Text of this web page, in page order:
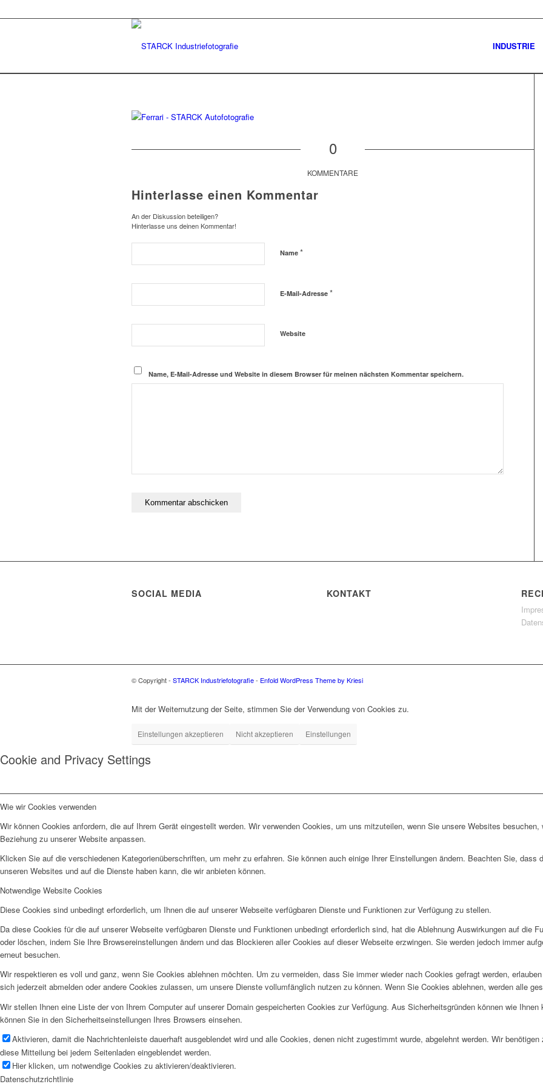
INDUSTRIE
0
KOMMENTARE
Hinterlasse einen Kommentar
An der Diskussion beteiligen?
Hinterlasse uns deinen Kommentar!
Name *
E-Mail-Adresse *
Website
Name, E-Mail-Adresse und Website in diesem Browser für meinen nächsten Kommentar speichern.
SOCIAL MEDIA KONTAKT
© Copyright - STARCK Industriefotografie- Enfold WordPress Theme by Kriesi
Mit der Weiternutzung der Seite, stimmen Sie der Verwendung von Cookies zu.
Einstellungen akzeptieren Nicht akzeptieren Einstellungen
Cookie and Privacy Settings
Wie wir Cookies verwenden
Wir können Cookies anfordern, die auf Ihrem Gerät eingestellt werden. Wir verwenden Cookies, um uns mitzuteilen, wenn Sie unsere Websites
Beziehung zu unserer Website anpassen.
Klicken Sie auf die verschiedenen Kategorienüberschriften, um mehr zu erfahren. Sie können auch einige Ihrer Einstellungen ändern. Beachten Sie,
unseren Websites und auf die Dienste haben kann, die wir anbieten können.
Notwendige Website Cookies
Diese Cookies sind unbedingt erforderlich, um Ihnen die auf unserer Webseite verfügbaren Dienste und Funktionen zur Verfügung zu stellen.
Da diese Cookies für die auf unserer Webseite verfügbaren Dienste und Funktionen unbedingt erforderlich sind, hat die Ablehnung Auswirkungen auf die
oder löschen, indem Sie Ihre Browsereinstellungen ändern und das Blockieren aller Cookies auf dieser Webseite erzwingen. Sie werden jedoch immer
erneut besuchen.
Wir respektieren es voll und ganz, wenn Sie Cookies ablehnen möchten. Um zu vermeiden, dass Sie immer wieder nach Cookies gefragt werden,
sich jederzeit abmelden oder andere Cookies zulassen, um unsere Dienste vollumfänglich nutzen zu können. Wenn Sie Cookies ablehnen, werden alle
Wir stellen Ihnen eine Liste der von Ihrem Computer auf unserer Domain gespeicherten Cookies zur Verfügung. Aus Sicherheitsgründen können wie
können Sie in den Sicherheitseinstellungen Ihres Browsers einsehen.
Aktivieren, damit die Nachrichtenleiste dauerhaft ausgeblendet wird und alle Cookies, denen nicht zugestimmt wurde, abgelehnt werden. Wir
diese Mitteilung bei jedem Seitenladen eingeblendet werden.
Hier klicken, um notwendige Cookies zu aktivieren/deaktivieren.
Datenschutzrichtlinie